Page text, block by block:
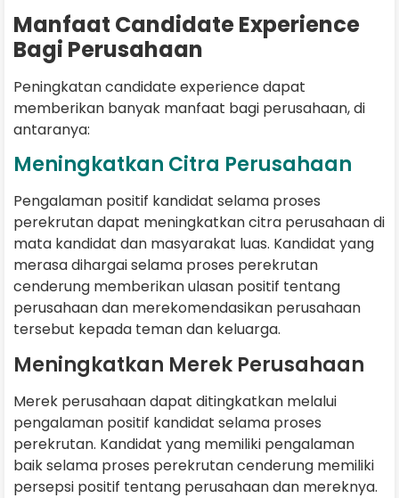
Manfaat Candidate Experience
Bagi Perusahaan
Peningkatan candidate experience dapat
memberikan banyak manfaat bagi perusahaan, di
antaranya:
Meningkatkan Citra Perusahaan
Pengalaman positif kandidat selama proses
perekrutan dapat meningkatkan citra perusahaan di
mata kandidat dan masyarakat luas. Kandidat yang
merasa dihargai selama proses perekrutan
cenderung memberikan ulasan positif tentang
perusahaan dan merekomendasikan perusahaan
tersebut kepada teman dan keluarga.
Meningkatkan Merek Perusahaan
Merek perusahaan dapat ditingkatkan melalui
pengalaman positif kandidat selama proses
perekrutan. Kandidat yang memiliki pengalaman
baik selama proses perekrutan cenderung memiliki
persepsi positif tentang perusahaan dan mereknya.